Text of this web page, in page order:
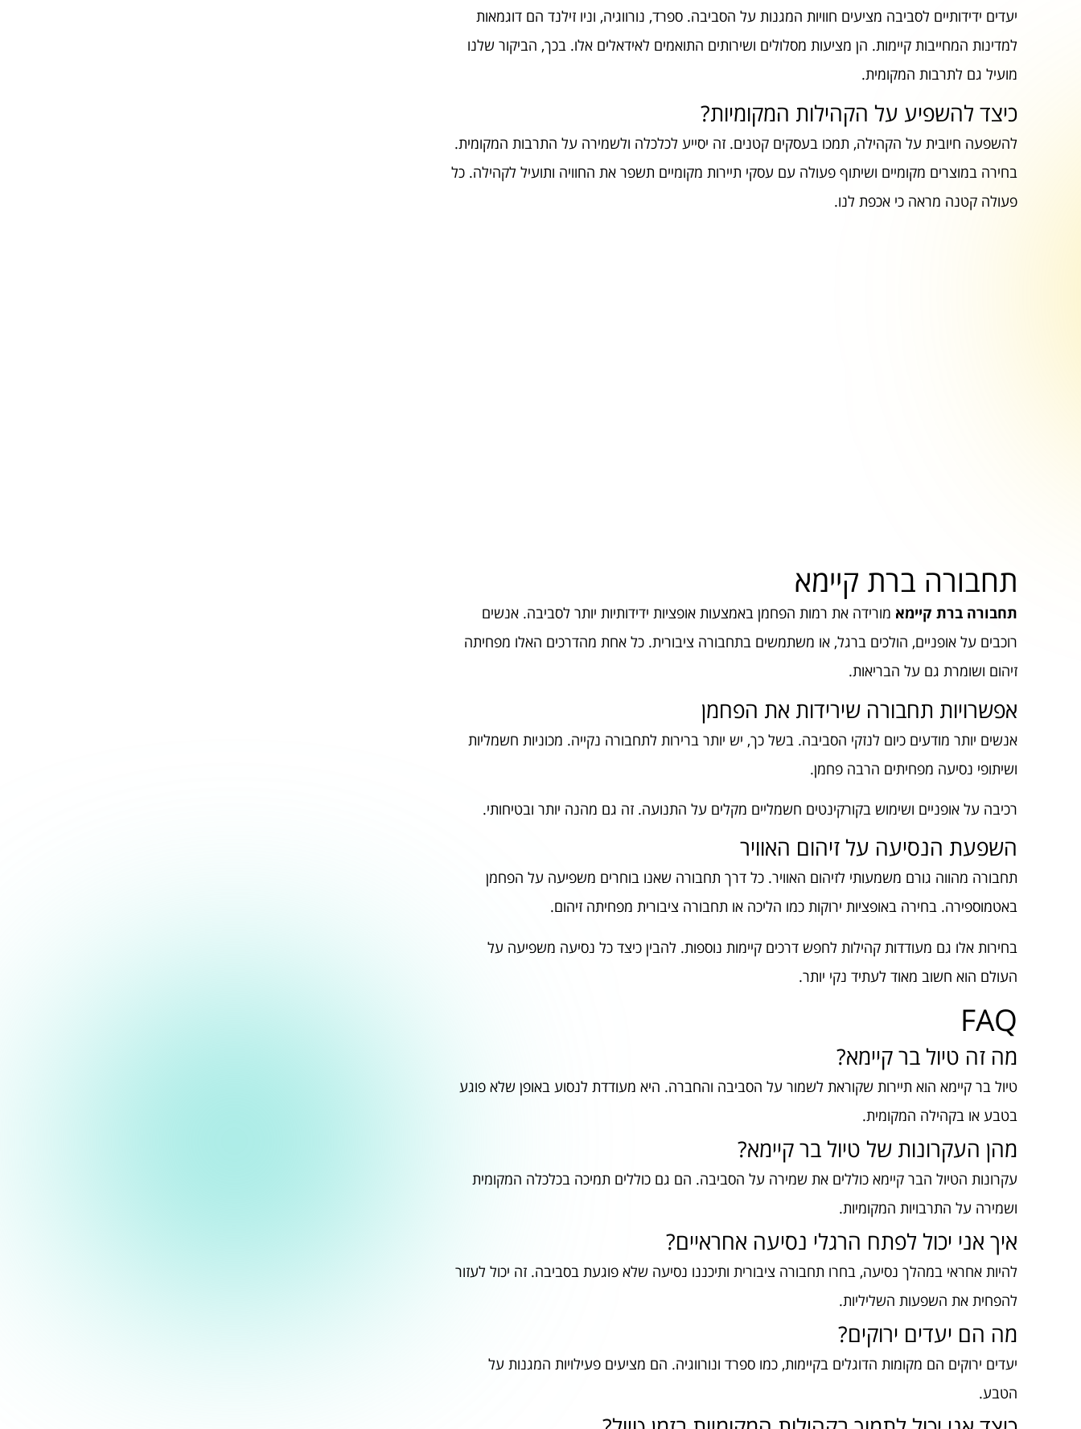
יעדים ידידותיים לסביבה מציעים חוויות המגנות על הסביבה. ספרד, נורווגיה, וניו זילנד הם דוגמאות
למדינות המחייבות קיימות. הן מציעות מסלולים ושירותים התואמים לאידאלים אלו. בכך, הביקור שלנו
מועיל גם לתרבות המקומית.
כיצד להשפיע על הקהילות המקומיות?
להשפעה חיובית על הקהילה, תמכו בעסקים קטנים. זה יסייע לכלכלה ולשמירה על התרבות המקומית.
בחירה במוצרים מקומיים ושיתוף פעולה עם עסקי תיירות מקומיים תשפר את החוויה ותועיל לקהילה. כל
פעולה קטנה מראה כי אכפת לנו.
תחבורה ברת קיימא
תחבורה ברת קיימא מורידה את רמות הפחמן באמצעות אופציות ידידותיות יותר לסביבה. אנשים
רוכבים על אופניים, הולכים ברגל, או משתמשים בתחבורה ציבורית. כל אחת מהדרכים האלו מפחיתה
זיהום ושומרת גם על הבריאות.
אפשרויות תחבורה שירידות את הפחמן
אנשים יותר מודעים כיום לנזקי הסביבה. בשל כך, יש יותר ברירות לתחבורה נקייה. מכוניות חשמליות
ושיתופי נסיעה מפחיתים הרבה פחמן.
רכיבה על אופניים ושימוש בקורקינטים חשמליים מקלים על התנועה. זה גם מהנה יותר ובטיחותי.
השפעת הנסיעה על זיהום האוויר
תחבורה מהווה גורם משמעותי לזיהום האוויר. כל דרך תחבורה שאנו בוחרים משפיעה על הפחמן
באטמוספירה. בחירה באופציות ירוקות כמו הליכה או תחבורה ציבורית מפחיתה זיהום.
בחירות אלו גם מעודדות קהילות לחפש דרכים קיימות נוספות. להבין כיצד כל נסיעה משפיעה על
העולם הוא חשוב מאוד לעתיד נקי יותר.
FAQ
מה זה טיול בר קיימא?
טיול בר קיימא הוא תיירות שקוראת לשמור על הסביבה והחברה. היא מעודדת לנסוע באופן שלא פוגע
בטבע או בקהילה המקומית.
מהן העקרונות של טיול בר קיימא?
עקרונות הטיול הבר קיימא כוללים את שמירה על הסביבה. הם גם כוללים תמיכה בכלכלה המקומית
ושמירה על התרבויות המקומיות.
איך אני יכול לפתח הרגלי נסיעה אחראיים?
להיות אחראי במהלך נסיעה, בחרו תחבורה ציבורית ותיכננו נסיעה שלא פוגעת בסביבה. זה יכול לעזור
להפחית את השפעות השליליות.
מה הם יעדים ירוקים?
יעדים ירוקים הם מקומות הדוגלים בקיימות, כמו ספרד ונורווגיה. הם מציעים פעילויות המגנות על
הטבע.